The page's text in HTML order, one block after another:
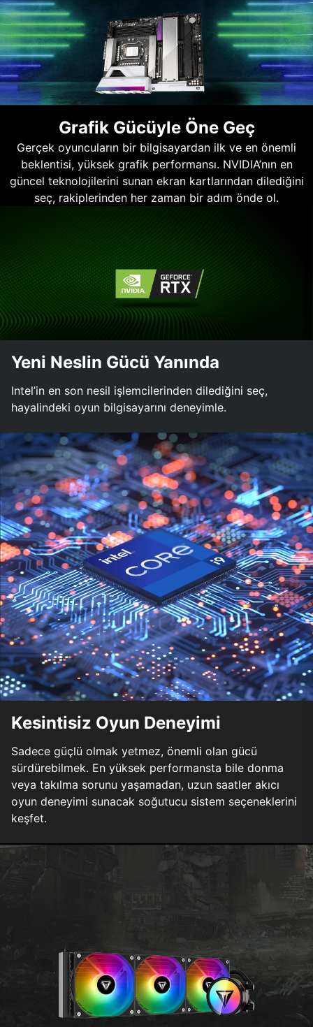
Grafik Gücüyle Öne Geç
Gerçek oyuncuların bir bilgisayardan ilk ve en önemli
beklentisi, yüksek grafik performansı. NVIDIA’nın en
güncel teknolojilerini sunan ekran kartlarından dilediğini
seç, rakiplerinden her zaman bir adım önde ol.
Yeni Neslin Gücü Yanında
Intel’in en son nesil işlemcilerinden dilediğini seç,
hayalindeki oyun bilgisayarını deneyimle.
Kesintisiz Oyun Deneyimi
Sadece güçlü olmak yetmez, önemli olan gücü
sürdürebilmek. En yüksek performansta bile donma
veya takılma sorunu yaşamadan, uzun saatler akıcı
oyun deneyimi sunacak soğutucu sistem seçeneklerini
keşfet.